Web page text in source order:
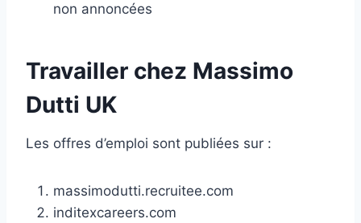
non annoncées
Travailler chez Massimo
Dutti UK
Les offres d’emploi sont publiées sur :
massimodutti.recruitee.com
inditexcareers.com